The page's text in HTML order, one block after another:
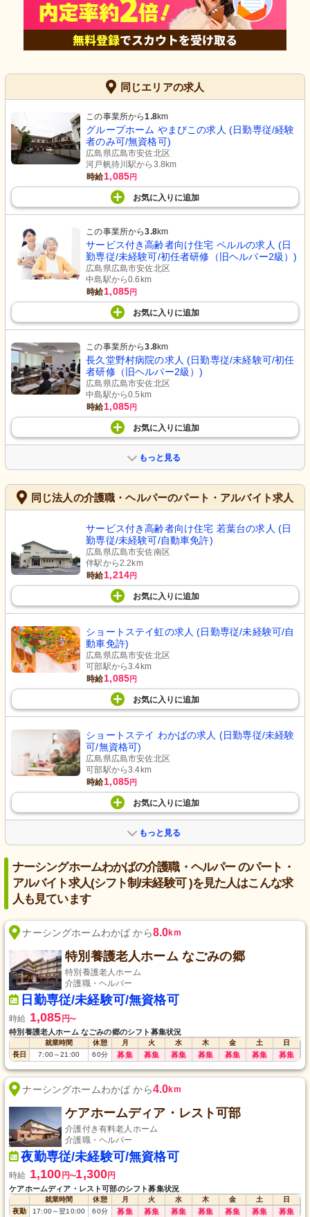
同じエリアの求人
この事業所から1.8km
グループホーム やまびこの求人 (日勤専従/経験
者のみ可/無資格可)
広島県広島市安佐北区
河戸帆待川駅から3.8km
時給1,085円
お気に入り に追加
この事業所から3.8km
サービス付き高齢者向け住宅 ペルルの求人 (日
勤専従/未経験可/初任者研修（旧ヘルパー2級）)
広島県広島市安佐北区
中島駅から0.6km
時給1,085円
お気に入り に追加
この事業所から3.8km
長久堂野村病院の求人 (日勤専従/未経験可/初任
者研修（旧ヘルパー2級）)
広島県広島市安佐北区
中島駅から0.5km
時給1,085円
お気に入り に追加
もっと見る
同じ法人の介護職・ヘルパーのパート・アルバイト求人
サービス付き高齢者向け住宅 若葉台の求人 (日
勤専従/未経験可/自動車免許)
広島県広島市安佐南区
伴駅から2.2km
時給1,214円
お気に入り に追加
ショートステイ虹の求人 (日勤専従/未経験可/自
動車免許)
広島県広島市安佐北区
可部駅から3.4km
時給1,085円
お気に入り に追加
ショートステイ わかばの求人 (日勤専従/未経験
可/無資格可)
広島県広島市安佐北区
可部駅から3.4km
時給1,085円
お気に入り に追加
もっと見る
ナーシングホームわかばの介護職・ヘルパー のパート・
アルバイト求人(シフト制/未経験可 )を見た人はこんな求
人も見ています
ナーシングホームわかば から8.0km
特別養護老人ホーム なごみの郷
特別養護老人ホーム
介護職・ヘルパー
日勤専従/未経験可/無資格可
時給 1,085 円〜
特別養護老人ホーム なごみの郷のシフト募集状況
就業時間 休憩 月 火 水 木 金 土
日
長日
7:00～21:00 60分 募集 募集 募集 募集 募集 募集 募集
ナーシングホームわかば から4.0km
ケアホームディア・レスト可部
介護付き有料老人ホーム
介護職・ヘルパー
夜勤専従/未経験可/無資格可
時給 1,100 円〜1,300円
ケアホームディア・レスト可部のシフト募集状況
就業時間 休憩 月 火 水 木 金 土
日
夜勤
17:00～翌10:00 60分 募集 募集 募集 募集 募集 募集 募集